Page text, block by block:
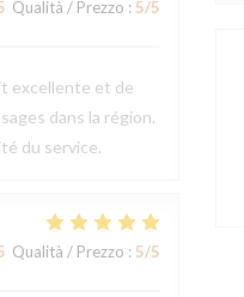
Qualità / Prezzo : 5/5
excellente et de
dans la région.
du service.
Qualità / Prezzo : 5/5